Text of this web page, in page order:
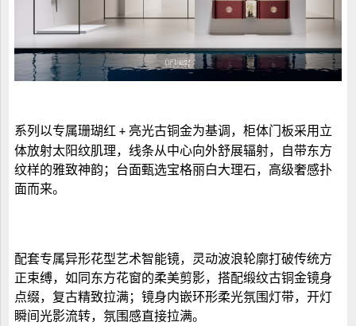
系列以专属珊瑚红 + 亮光古铜金为基调，柜体门板采用立
体放射太阳纹肌理，线条从中心向外舒展辐射，自带东方
纹样的雅致神韵；台面甄选宝格丽白大理石，高级奢感扑
面而来。
配套专属异形花型艺术智能镜，灵动波浪轮廓打破传统方
正束缚，如同东方花窗的柔美剪影，搭配缎纹古铜金镜身
点缀，复古精致拉满；镜身内嵌环形柔光氛围灯带，开灯
瞬间光影流转，氛围感直接拉满。